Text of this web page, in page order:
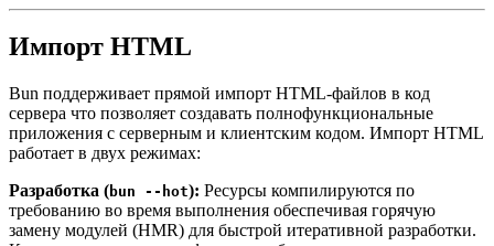
Импорт HTML
Bun поддерживает прямой импорт HTML-файлов в код
сервера что позволяет создавать полнофункциональные
приложения с серверным и клиентским кодом. Импорт HTML
работает в двух режимах:
Разработка (bun --hot): Ресурсы компилируются по
требованию во время выполнения обеспечивая горячую
замену модулей (HMR) для быстрой итеративной разработки.